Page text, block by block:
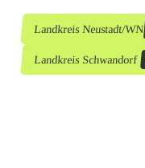
e
n
Landkreis Neustadt/WN
Landkreis Schwandorf